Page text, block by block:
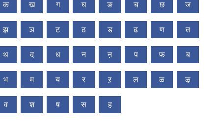
क ख ग घ ङ च छ ज
झ ञ ट ठ ड ढ ण त
थ द ध न ऩ प फ ब
भ म य र ऱ ल ळ ऴ
व श ष स ह